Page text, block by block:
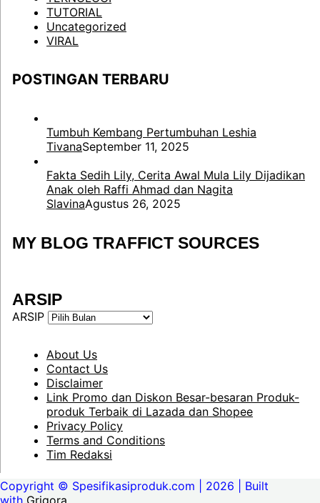
TUTORIAL
Uncategorized
VIRAL
POSTINGAN TERBARU
Tumbuh Kembang Pertumbuhan Leshia
TivanaSeptember 11, 2025
Fakta Sedih Lily, Cerita Awal Mula Lily Dijadikan
Anak oleh Raffi Ahmad dan Nagita
SlavinaAgustus 26, 2025
MY BLOG TRAFFICT SOURCES
ARSIP
ARSIP
About Us
Contact Us
Disclaimer
Link Promo dan Diskon Besar-besaran Produk-
produk Terbaik di Lazada dan Shopee
Privacy Policy
Terms and Conditions
Tim Redaksi
Copyright © Spesifikasiproduk.com | 2026 | Built
with Grigora